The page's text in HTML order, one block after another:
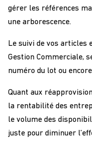
gérer les références
une arborescence.
Le suivi de vos articles
Gestion Commerciale,
numéro du lot ou
Quant aux
la rentabilité des
le volume des
juste pour diminuer